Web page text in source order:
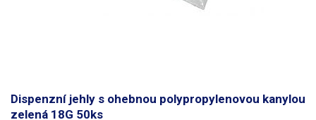
Dispenzní jehly s ohebnou polypropylenovou kanylou
zelená 18G 50ks